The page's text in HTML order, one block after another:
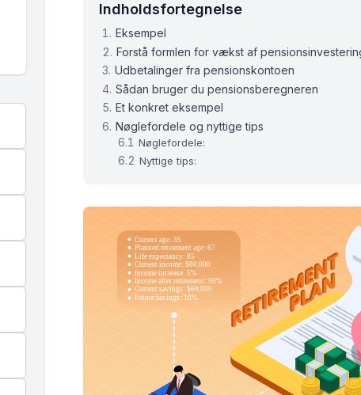
Indholdsfortegnelse
Eksempel
Forstå formlen for vækst af
Udbetalinger fra pensionskontoen
Sådan bruger du pensionsberegneren
Et konkret eksempel
Nøglefordele og nyttige tips
Nøglefordele:
Nyttige tips: